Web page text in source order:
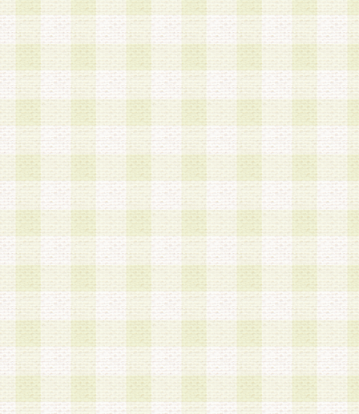
a.既に登録されている会員と同一のメールアドレ
録する場合
b.本サービスと同様のサービスを提供している企
業に従事していると思われる本人またはその家族
場合
c.その他当社が不適切と判断する場合
2.当社は、会員登録希望者を会員として承認する
した 場合、会員登録希望者による会員登録手続
による承認後の場合であっても、会員登録の取り
の抹消を、当社が適切と判 断する方法・手段に
とができるものとします。
3.会員登録希望者が18歳未満、成年被後見人、被
人 である場合は、親権者などの法定代理人の同
録を行うものとします。なお、義務教育学齢に該
者については、登録時に 当社が別途定める方法
権者による承認手続きを行うものとします。
第3条 会員の登録方法
1.会員登録手続きは、会員登録希望者本人が行う